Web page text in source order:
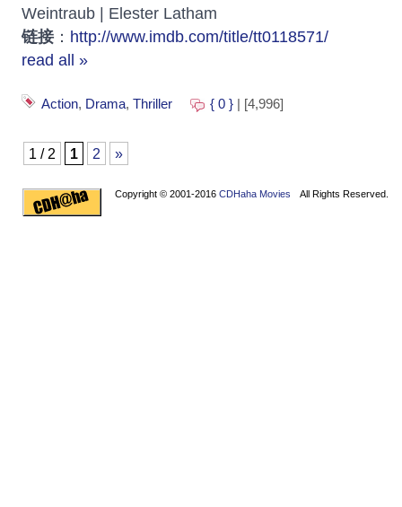
Weintraub | Elester Latham
链接 ： http://www.imdb.com/title/tt0118571/
read all »
Action, Drama, Thriller { 0 } | [4,996]
1 / 2 1 2 »
Copyright © 2001-2016 CDHaha Movies All Rights Reserved.